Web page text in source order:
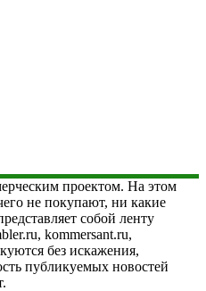
проектом. На этом
не покупают, ни какие
собой ленту
kommersant.ru,
без искажения,
публикуемых новостей